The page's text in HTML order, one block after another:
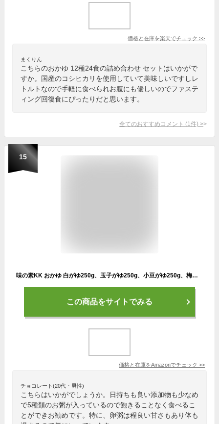
価格と在庫を楽天でチェック >>
まくりん
こちらのおかゆ 12種24食の詰め合わせ セットはいかがで
すか。国産のコシヒカリを使用していて美味しいですしレ
トルトなので手軽に食べられお腹にも優しいのでファステ
ィング回復食にぴったりだと思います。
全てのおすすめコメント (1 件) >
15
味の素KK おかゆ 白がゆ250g、玉子がゆ250g、小豆がゆ250g、梅がゆ250g、紅鮭がゆ250g 【5種アソート】 各1個セット
この商品をサイトでみる
価格と在庫をAmazonでチェック >>
チョコレート(20代・男性)
こちらはいかがでしょうか。日持ちも良い添加物も少なめ
で5種類のお粥が入っているので飽きることなく食べるこ
とができお勧めです。特に、卵粥は程良い甘さもあり体も